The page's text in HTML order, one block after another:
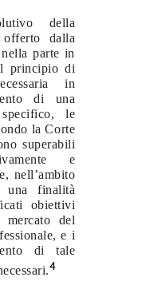
della
offerto dalla
parte in
principio di
in
di una
le
la Corte
superabili
e
nell’ambito
una finalità
obiettivi
del
e i
di tale
4